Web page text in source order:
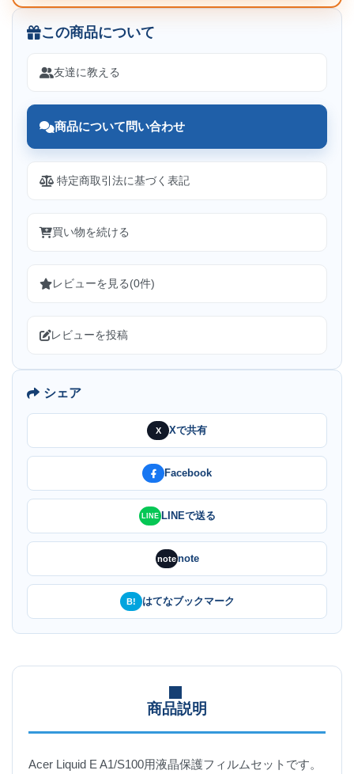
この商品について
友達に教える
商品について問い合わせ
特定商取引法に基づく表記
買い物を続ける
レビューを見る(0件)
レビューを投稿
シェア
X Xで共有
Facebook
LINE LINEで送る
notenote
B! はてなブックマーク
商品説明
Acer Liquid E A1/S100用液晶保護フィルムセットです。